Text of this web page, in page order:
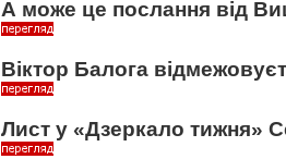
А може це послання від
Віктор Балога
Лист у «Дзеркало тижня»